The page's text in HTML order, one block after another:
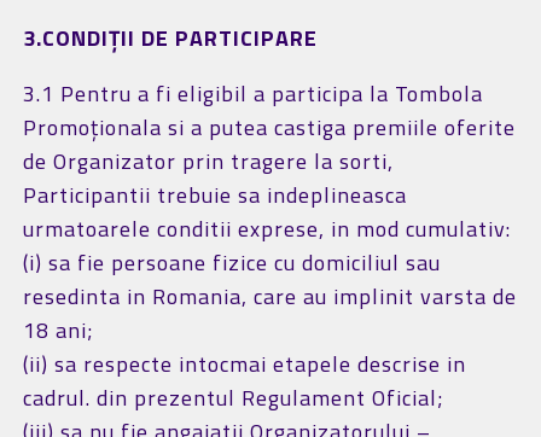
3.CONDIȚII DE PARTICIPARE
3.1 Pentru a fi eligibil a participa la Tombola
Promoționala si a putea castiga premiile oferite
de Organizator prin tragere la sorti,
Participantii trebuie sa indeplineasca
urmatoarele conditii exprese, in mod cumulativ:
(i) sa fie persoane fizice cu domiciliul sau
resedinta in Romania, care au implinit varsta de
18 ani;
(ii) sa respecte intocmai etapele descrise in
cadrul. din prezentul Regulament Oficial;